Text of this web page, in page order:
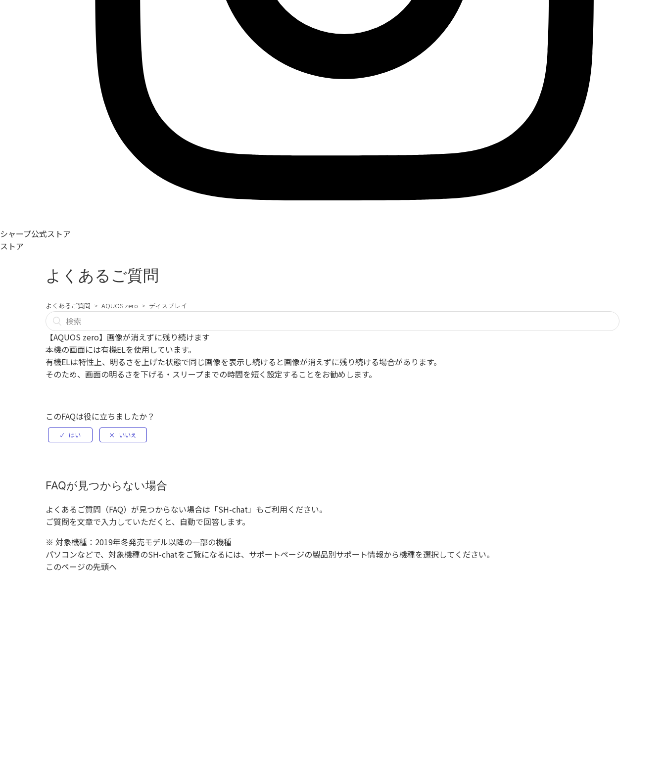
シャープ公式ストア
ストア
よくあるご質問
よくあるご質問 AQUOS zero ディスプレイ
【AQUOS zero】画像が消えずに残り続けます
本機の画面には有機ELを使用しています。
有機ELは特性上、明るさを上げた状態で同じ画像を表示し続けると画像が消えずに残り続ける場合があります。
そのため、画面の明るさを下げる・スリープまでの時間を短く設定することをお勧めします。
このFAQは役に立ちましたか？
FAQが見つからない場合
よくあるご質問（FAQ）が見つからない場合は「SH-chat」もご利用ください。
ご質問を文章で入力していただくと、自動で回答します。
※ 対象機種：2019年冬発売モデル以降の一部の機種
パソコンなどで、対象機種のSH-chatをご覧になるには、サポートページの製品別サポート情報から機種を選択してください。
このページの先頭へ